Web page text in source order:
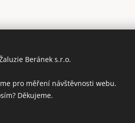
Beránek s.r.o.
pro měření návštěvnosti webu.
Děkujeme.